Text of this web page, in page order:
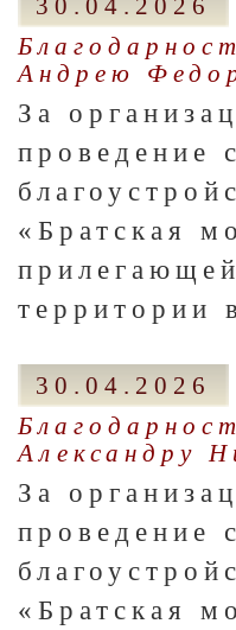
30.04.2026
Андрею
За
проведение
«Братская
территории
30.04.2026
Александру
За
проведение
«Братская